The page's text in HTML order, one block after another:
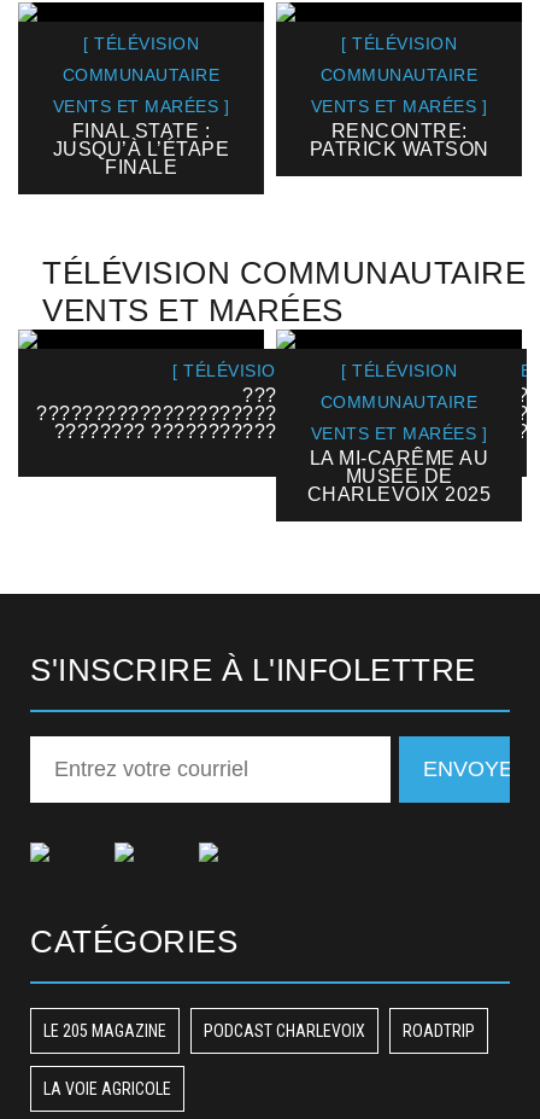
[ TÉLÉVISION
COMMUNAUTAIRE
VENTS ET MARÉES ]
FINAL STATE :
JUSQU’À L’ÉTAPE
FINALE
[ TÉLÉVISION
COMMUNAUTAIRE
VENTS ET MARÉES ]
RENCONTRE:
PATRICK WATSON
TÉLÉVISION COMMUNAUTAIRE
VENTS ET MARÉES
[ TÉLÉVISION COMMUNAUTAIRE VENTS
????????
2025
[ TÉLÉVISION
COMMUNAUTAIRE
VENTS ET MARÉES ]
LA MI-CARÊME AU
MUSÉE DE
CHARLEVOIX 2025
CATÉGORIES
LE 205 MAGAZINE PODCAST CHARLEVOIX ROADTRIP
LA VOIE AGRICOLE
S'INSCRIRE À L'INFOLETTRE